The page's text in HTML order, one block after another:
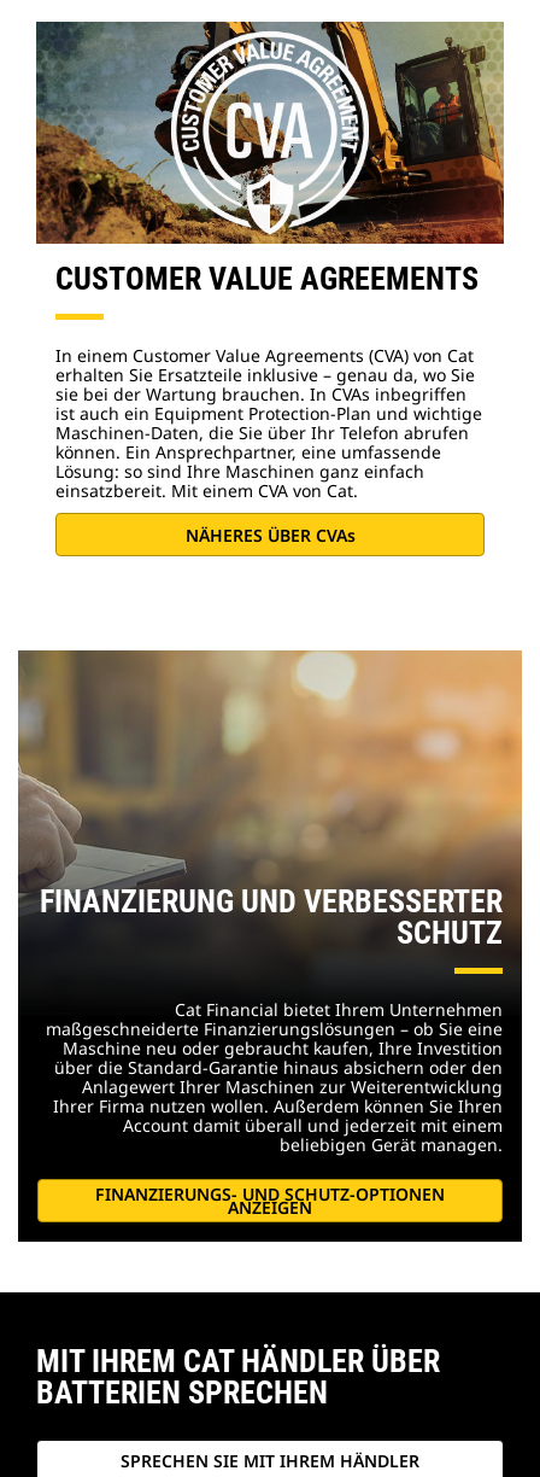
CUSTOMER VALUE AGREEMENTS
In einem Customer Value Agreements (CVA) von Cat
erhalten Sie Ersatzteile inklusive – genau da, wo Sie
sie bei der Wartung brauchen. In CVAs inbegriffen
ist auch ein Equipment Protection-Plan und wichtige
Maschinen-Daten, die Sie über Ihr Telefon abrufen
können. Ein Ansprechpartner, eine umfassende
Lösung: so sind Ihre Maschinen ganz einfach
einsatzbereit. Mit einem CVA von Cat.
NÄHERES ÜBER CVAs
FINANZIERUNG UND VERBESSERTER
SCHUTZ
Cat Financial bietet Ihrem Unternehmen
maßgeschneiderte Finanzierungslösungen – ob Sie eine
Maschine neu oder gebraucht kaufen, Ihre Investition
über die Standard-Garantie hinaus absichern oder den
Anlagewert Ihrer Maschinen zur Weiterentwicklung
Ihrer Firma nutzen wollen. Außerdem können Sie Ihren
Account damit überall und jederzeit mit einem
beliebigen Gerät managen.
FINANZIERUNGS- UND SCHUTZ-OPTIONEN
ANZEIGEN
MIT IHREM CAT HÄNDLER ÜBER
BATTERIEN SPRECHEN
SPRECHEN SIE MIT IHREM HÄNDLER